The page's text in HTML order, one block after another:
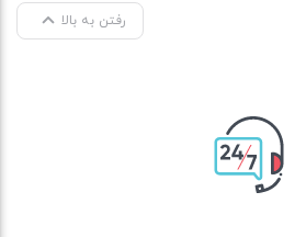
رفتن به بالا